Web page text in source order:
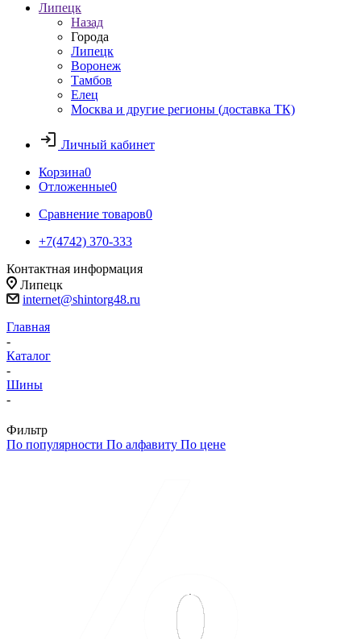
Липецк
Назад
Города
Липецк
Воронеж
Тамбов
Елец
Москва и другие регионы (доставка ТК)
Личный кабинет
Корзина0
Отложенные0
Сравнение товаров0
+7(4742) 370-333
Контактная информация
Липецк
internet@shintorg48.ru
Главная
-
Каталог
-
Шины
-
Фильтр
По популярности По алфавиту По цене